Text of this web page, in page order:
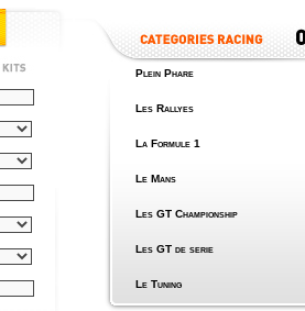
Plein Phare
Les Rallyes
La Formule 1
Le Mans
Les GT Championship
Les GT de serie
Le Tuning